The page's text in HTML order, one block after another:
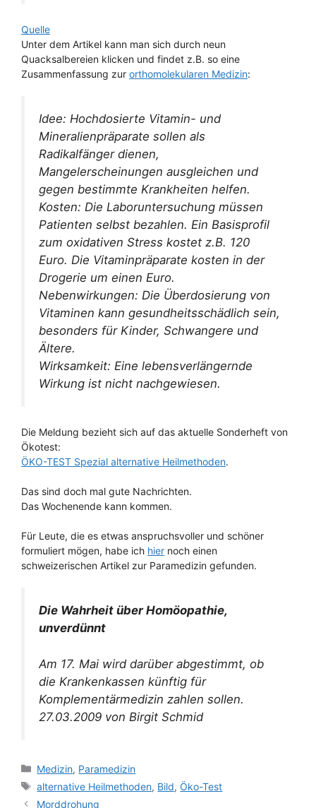
Quelle
Unter dem Artikel kann man sich durch neun
Quacksalbereien klicken und findet z.B. so eine
Zusammenfassung zur orthomolekularen Medizin:
Idee: Hochdosierte Vitamin- und
Mineralienpräparate sollen als
Radikalfänger dienen,
Mangelerscheinungen ausgleichen und
gegen bestimmte Krankheiten helfen.
Kosten: Die Laboruntersuchung müssen
Patienten selbst bezahlen. Ein Basisprofil
zum oxidativen Stress kostet z.B. 120
Euro. Die Vitaminpräparate kosten in der
Drogerie um einen Euro.
Nebenwirkungen: Die Überdosierung von
Vitaminen kann gesundheitsschädlich sein,
besonders für Kinder, Schwangere und
Ältere.
Wirksamkeit: Eine lebensverlängernde
Wirkung ist nicht nachgewiesen.
Die Meldung bezieht sich auf das aktuelle Sonderheft von
Ökotest:
ÖKO-TEST Spezial alternative Heilmethoden.
Das sind doch mal gute Nachrichten.
Das Wochenende kann kommen.
Für Leute, die es etwas anspruchsvoller und schöner
formuliert mögen, habe ich hier noch einen
schweizerischen Artikel zur Paramedizin gefunden.
Die Wahrheit über Homöopathie,
unverdünnt
Am 17. Mai wird darüber abgestimmt, ob
die Krankenkassen künftig für
Komplementärmedizin zahlen sollen.
27.03.2009 von Birgit Schmid
Kategorien
Medizin, Paramedizin
Schlagwörter
alternative Heilmethoden, Bild,Öko-Test
Morddrohung